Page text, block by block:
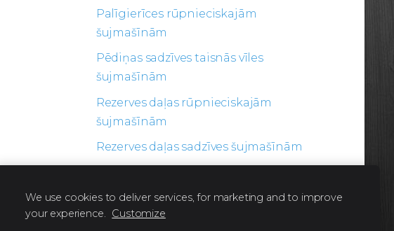
Palīgierīces rūpnieciskajām
šujmašīnām
Pēdiņas sadzīves taisnās vīles
šujmašīnām
Rezerves daļas rūpnieciskajām
šujmašīnām
Rezerves daļas sadzīves šujmašīnām
We use cookies to deliver services, for marketing and to improve
your experience. Customize